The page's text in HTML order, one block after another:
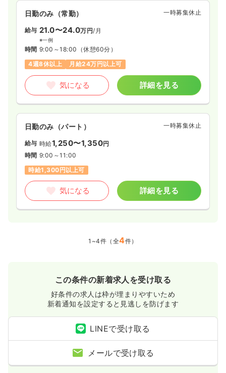
日勤のみ（常勤） 一時募集休止
給与 21.0〜24.0万円/月
※一例
時間 9:00～18:00 （休憩60分）
4週8休以上
月給24万円以上可
気になる 詳細を見る
日勤のみ（パート） 一時募集休止
給与 時給1,250〜1,350円
時間 9:00～11:00
時給1,300円以上可
気になる 詳細を見る
1~4件（全4件）
この条件の新着求人を受け取る
好条件の求人は枠が埋まりやすいため
新着通知を設定すると見逃しを防げます
LINEで受け取る
メールで受け取る